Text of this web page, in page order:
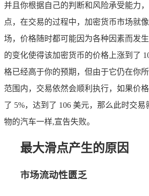
并且你根据自己的判断和风险承受能力
点，在交易的过程中，加密货币市场就
场，价格随时都可能因为各种因素而发
的变化使得该加密货币的价格上涨到了
格已经高于你的预期，但由于它仍在你
范围内，交易依然会顺利执行，如果价
了 5%，达到了 106 美元，那么此时交
物的汽车一样,宣告失败。
最大滑点产生的原因
市场流动性匮乏